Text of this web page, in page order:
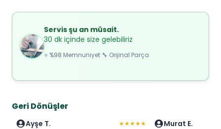
Servis şu an müsait.
30 dk içinde size gelebiliriz
⭐ %98 Memnuniyet 🔧 Orijinal Parça
Geri Dönüşler
Ayşe T. ★★★★★
Murat E.